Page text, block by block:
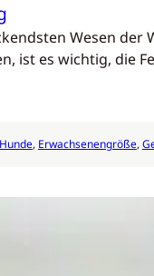
Wesen der
ist es wichtig, die
, Erwachsenengröße,